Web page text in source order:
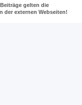
gelten die
der externen Webseiten!